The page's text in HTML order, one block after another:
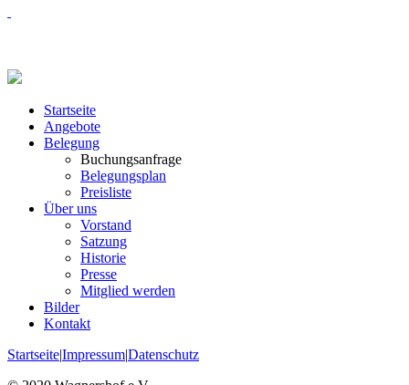
Startseite
Angebote
Belegung
Buchungsanfrage
Belegungsplan
Preisliste
Über uns
Vorstand
Satzung
Historie
Presse
Mitglied werden
Bilder
Kontakt
Startseite|Impressum|Datenschutz